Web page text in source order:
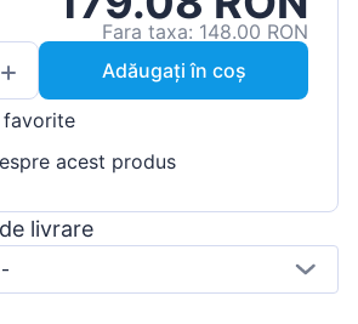
Fara taxa: 148.00 RON
Adăugați în coș
favorite
acest produs
livrare